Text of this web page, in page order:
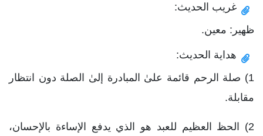
غريب الحديث:
ظهير: معين.
هداية الحديث:
1) صلة الرحم قائمة علىٰ المبادرة إلىٰ الصلة دون انتظار
مقابلة.
2) الحظ العظيم للعبد هو الذي يدفع الإساءة بالإحسان،